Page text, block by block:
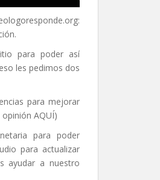
:
para poder así
les pedimos dos
para mejorar
opinión AQUÍ)
para poder
para actualizar
ayudar a nuestro